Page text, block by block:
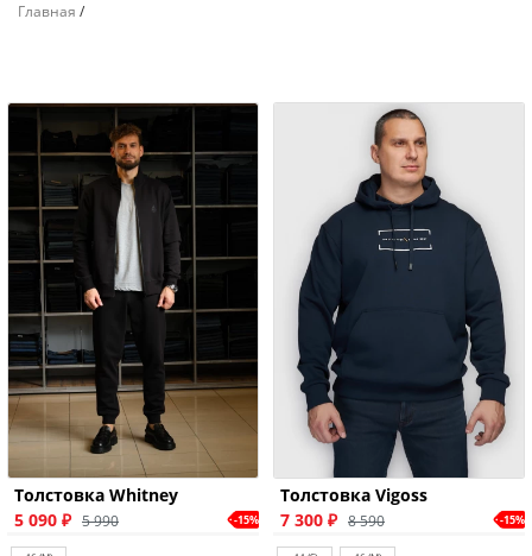
Главная /
Толстовка Whitney
5 090 ₽ 5 990 -15%
Толстовка Vigoss
7 300 ₽ 8 590 -15%